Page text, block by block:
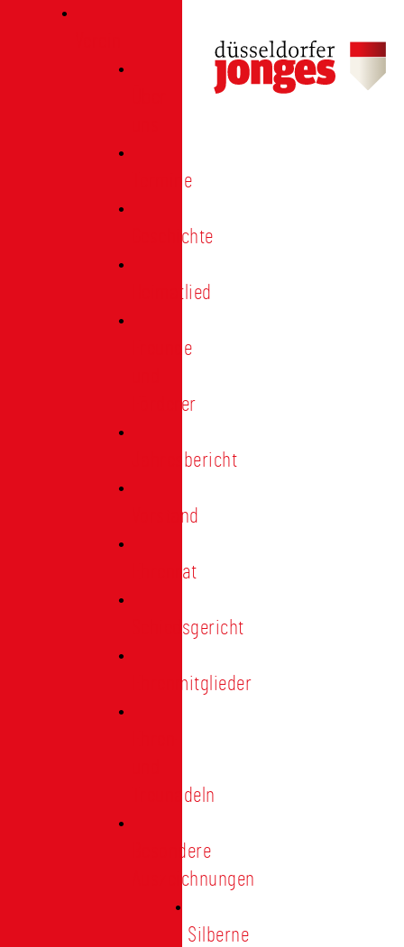
Termine
Geschichte
Heimatlied
Freunde
Förderer
Jahresbericht
Vorstand
Ehrenrat
Schiedsgericht
Ehrenmitglieder
Treunadeln
Besondere
Auszeichnungen
Silberne